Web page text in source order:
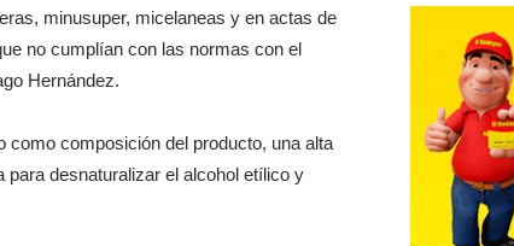
minusuper, micelaneas y en actas de
no cumplían con las normas con el
Hernández.
como composición del producto, una alta
desnaturalizar el alcohol etílico y